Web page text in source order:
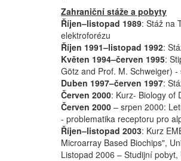
Zahraniční stáže a pobyty
Říjen–listopad 1989: Stáž na
elektroforézu
Říjen 1991–listopad 1992:
Květen 1994–červen 1995:
Götz and Prof. M. Schweiger)
Duben 1997–červen 1997:
Červen 2000: Kurz- Biology of
Červen 2000 – srpen 2000:
- problematika receptoru pro
Říjen–listopad 2003: Kurz
Microarray Based Biochips",
Listopad 2006 – Studijní